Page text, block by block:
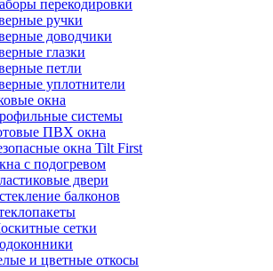
перекодировки
ручки
доводчики
глазки
петли
уплотнители
окна
системы
ПВХ окна
окна Tilt First
с подогревом
двери
балконов
сетки
и цветные откосы